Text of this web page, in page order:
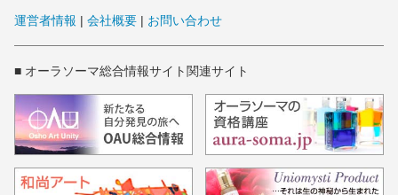
運営者情報 | 会社概要 | お問い合わせ
■ オーラソーマ総合情報サイト関連サイト